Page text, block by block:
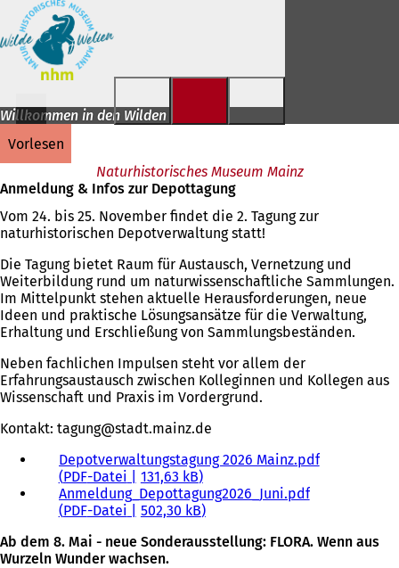
Inhalt anspringen
Willkommen in den Wilden Welten!
vorlesen
Naturhistorisches Museum Mainz
Anmeldung & Infos zur Depottagung
Vom 24. bis 25. November findet die 2. Tagung zur
naturhistorischen Depotverwaltung statt!
Die Tagung bietet Raum für Austausch, Vernetzung und
Weiterbildung rund um naturwissenschaftliche Sammlungen.
Im Mittelpunkt stehen aktuelle Herausforderungen, neue
Ideen und praktische Lösungsansätze für die Verwaltung,
Erhaltung und Erschließung von Sammlungsbeständen.
Neben fachlichen Impulsen steht vor allem der
Erfahrungsaustausch zwischen Kolleginnen und Kollegen aus
Wissenschaft und Praxis im Vordergrund.
Kontakt: tagung stadt.mainz de
Depotverwaltungstagung 2026 Mainz.pdf
PDF-Datei
131,63 kB
Anmeldung_Depottagung2026_Juni.pdf
PDF-Datei
502,30 kB
Ab dem 8. Mai - neue Sonderausstellung: FLORA. Wenn aus
Wurzeln Wunder wachsen.